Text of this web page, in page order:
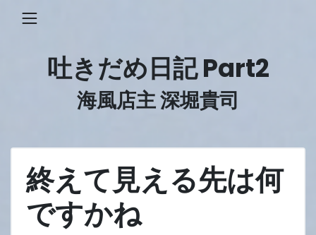
吐きだめ日記 Part2
海風店主 深堀貴司
終えて見える先は何
ですかね